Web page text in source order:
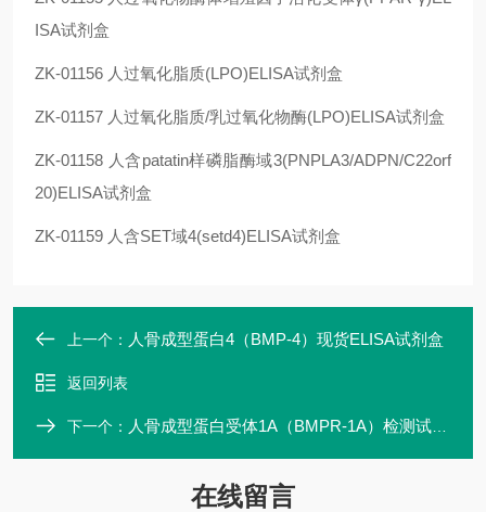
ISA试剂盒
ZK-01156 人过氧化脂质(LPO)ELISA试剂盒
ZK-01157 人过氧化脂质/乳过氧化物酶(LPO)ELISA试剂盒
ZK-01158 人含patatin样磷脂酶域3(PNPLA3/ADPN/C22orf
20)ELISA试剂盒
ZK-01159 人含SET域4(setd4)ELISA试剂盒
上一个： 人骨成型蛋白4（BMP-4）现货ELISA试剂盒
返回列表
下一个： 人骨成型蛋白受体1A（BMPR-1A）检测试剂盒
在线留言